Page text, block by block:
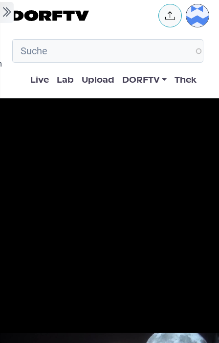
Skip to main content User
Hauptnavigation
Live Lab Upload DORFTV Thek